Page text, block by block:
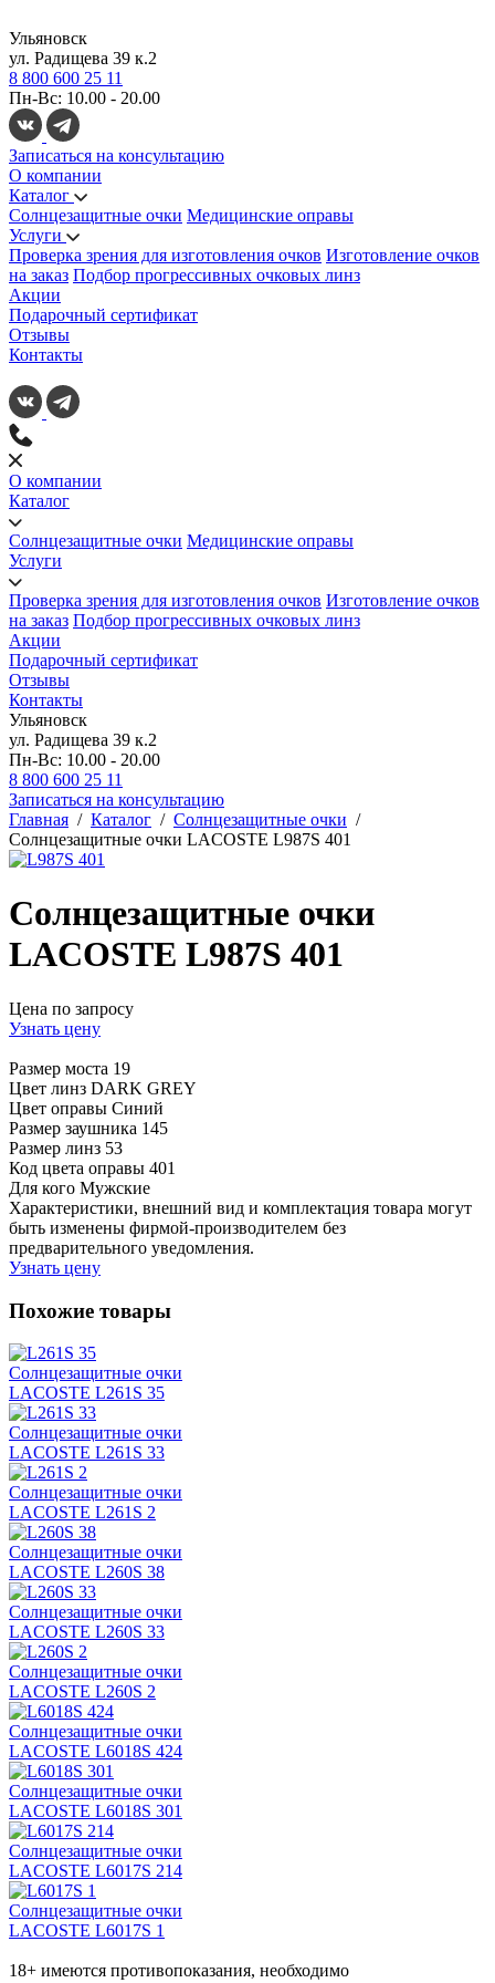
Ульяновск
ул. Радищева 39 к.2
8 800 600 25 11
Пн-Вс: 10.00 - 20.00
Записаться на консультацию
О компании
Каталог
Солнцезащитные очки Медицинские оправы
Услуги
Проверка зрения для изготовления очков Изготовление очков
на заказ Подбор прогрессивных очковых линз
Акции
Подарочный сертификат
Отзывы
Контакты
О компании
Каталог
Солнцезащитные очки Медицинские оправы
Услуги
Проверка зрения для изготовления очков Изготовление очков
на заказ Подбор прогрессивных очковых линз
Акции
Подарочный сертификат
Отзывы
Контакты
Ульяновск
ул. Радищева 39 к.2
Пн-Вс: 10.00 - 20.00
8 800 600 25 11
Записаться на консультацию
Главная / Каталог / Солнцезащитные очки /
Солнцезащитные очки LACOSTE L987S 401
Солнцезащитные очки
LACOSTE L987S 401
Цена по запросу
Узнать цену
Размер моста 19
Цвет линз DARK GREY
Цвет оправы Синий
Размер заушника 145
Размер линз 53
Код цвета оправы 401
Для кого Мужские
Характеристики, внешний вид и комплектация товара могут
быть изменены фирмой-производителем без
предварительного уведомления.
Узнать цену
Похожие товары
Солнцезащитные очки
LACOSTE L261S 35
Солнцезащитные очки
LACOSTE L261S 33
Солнцезащитные очки
LACOSTE L261S 2
Солнцезащитные очки
LACOSTE L260S 38
Солнцезащитные очки
LACOSTE L260S 33
Солнцезащитные очки
LACOSTE L260S 2
Солнцезащитные очки
LACOSTE L6018S 424
Солнцезащитные очки
LACOSTE L6018S 301
Солнцезащитные очки
LACOSTE L6017S 214
Солнцезащитные очки
LACOSTE L6017S 1
18+ имеются противопоказания, необходимо